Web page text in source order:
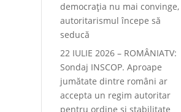
democraţia nu mai convinge,
autoritarismul începe să
seducă
22 IULIE 2026 – ROMÂNIATV:
Sondaj INSCOP. Aproape
jumătate dintre români ar
accepta un regim autoritar
pentru ordine și stabilitate